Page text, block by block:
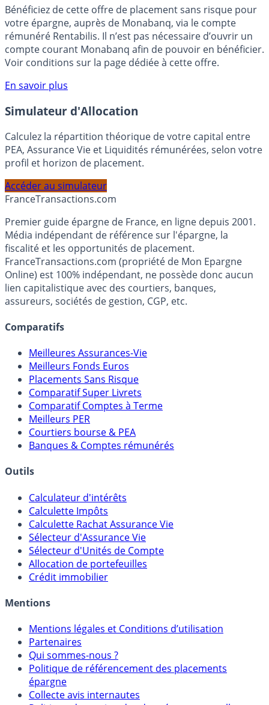
🎁 Bon plan épargne : 3% pendant 6 mois
Bénéficiez de cette offre de placement sans risque pour
votre épargne, auprès de Monabanq, via le compte
rémunéré Rentabilis. Il n’est pas nécessaire d’ouvrir un
Voir conditions sur la page dédiée à cette offre.
En savoir plus
Simulateur d'Allocation
Calculez la répartition théorique de votre capital entre
PEA, Assurance Vie et Liquidités rémunérées, selon votre
profil et horizon de placement.
FranceTransactions.com
Premier guide épargne de France, en ligne depuis 2001.
Média indépendant de référence sur l'épargne, la
fiscalité et les opportunités de placement.
FranceTransactions.com (propriété de Mon Epargne
Online) est 100% indépendant, ne possède donc aucun
lien capitalistique avec des courtiers, banques,
assureurs, sociétés de gestion, CGP, etc.
Comparatifs
Meilleures Assurances-Vie
Meilleurs Fonds Euros
Placements Sans Risque
Comparatif Super Livrets
Comparatif Comptes à Terme
Meilleurs PER
Banques & Comptes rémunérés
Outils
Calculateur d'intérêts
Calculette Impôts
Calculette Rachat Assurance Vie
Sélecteur d'Assurance Vie
Sélecteur d'Unités de Compte
Crédit immobilier
Mentions
Mentions légales et Conditions d’utilisation
Partenaires
Qui sommes-nous ?
Politique de référencement des placements